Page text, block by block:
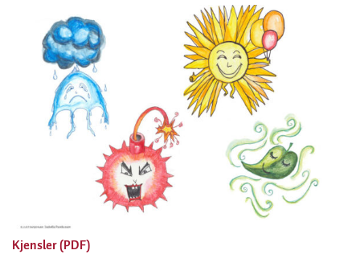
Kjensler (PDF)